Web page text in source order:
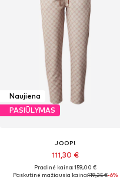
Naujiena
PASIŪLYMAS
JOOP!
111,30 €
Pradinė kaina: 159,00 €
Paskutinė mažiausia kaina:119,25 €-6%